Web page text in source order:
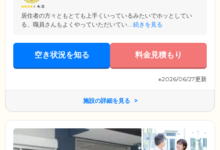
4.0
居住者の方々ともとても上手くいっているみたいでホッとしてい
る、職員さんもよくやっていただいてい... 続きを見る
空き状況を知る 料金見積もり
※2026/06/27更新
施設の詳細を見る